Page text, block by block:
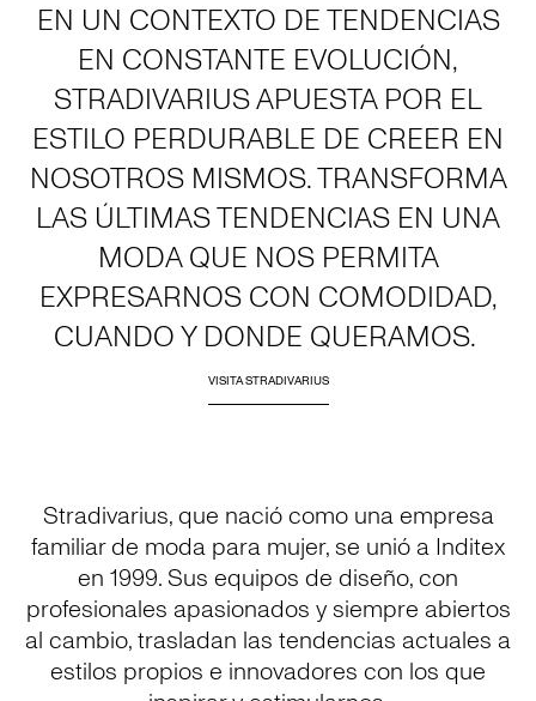
EN UN CONTEXTO DE TENDENCIAS
EN CONSTANTE EVOLUCIÓN,
STRADIVARIUS APUESTA POR EL
ESTILO PERDURABLE DE CREER EN
NOSOTROS MISMOS. TRANSFORMA
LAS ÚLTIMAS TENDENCIAS EN UNA
MODA QUE NOS PERMITA
EXPRESARNOS CON COMODIDAD,
CUANDO Y DONDE QUERAMOS.
VISITA STRADIVARIUS
Stradivarius, que nació como una empresa
familiar de moda para mujer, se unió a Inditex
en 1999. Sus equipos de diseño, con
profesionales apasionados y siempre abiertos
al cambio, trasladan las tendencias actuales a
estilos propios e innovadores con los que